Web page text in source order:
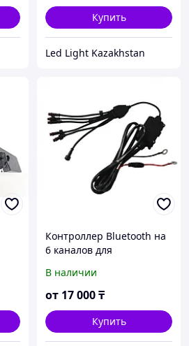
Купить
Led Light Kazakhstan
Контроллер Bluetooth на
6 каналов для
подсветкой Aurora ALO-
BT06-6
В наличии
от 17 000₸
Купить